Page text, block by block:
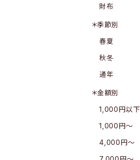
財布
＊季節別
春夏
秋冬
通年
＊金額別
1,000円以下
1,000円〜
4,000円〜